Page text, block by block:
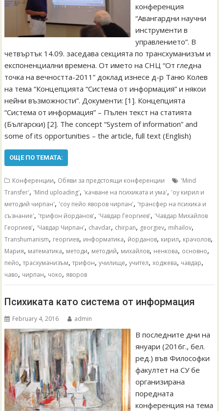
конференция
“Авангардни научни
инструменти в
управлението”. В
четвъртък 14.09. заседава секцията по трансхуманизъм и
експоненциални времена. От името на СНЦ “От гледна
точка на вечността-2011” доклад изнесе д-р Таню Колев
на тема “Концепцията “Система от информация” и някои
нейни възможности”. Документи: [1]. Концепцията
“Система от информация” – Пълен текст на статията
(Български) [2]. The concept “System of information” and
some of its opportunities – the article, full text (English)
ОЩЕ ПО ТЕМАТА:
Конференции, Обяви за предстоящи конференции
'Mind
Transfer', 'Mind uploading', 'качване на психиката и ума', 'оу кирил и
методий чирпан', 'соу пейо яворов чирпан', 'трансфер на психика и
съзнание', 'трифон йорданов', 'Чавдар Георгиев', 'Чавдар Михайлов
Георгиев', 'Чавдар Чирпан', chavdar, chirpan, georgiev, mihailov,
Transhumanism, георгиев, информатика, йорданов, кирил, крачолов,
Мария, математика, методи, методий, михайлов, ненкова, основно,
пейо,трасхуманизъм,трифон,училище,учител,ходжева, чавдар,
чаво, чирпан, чоко, яворов
Психиката като система от информация
February 4, 2016 admin
В последните дни на
януари (2016г., бел.
ред.) във Философки
факултет на СУ бе
организирана
поредната
конференция на тема